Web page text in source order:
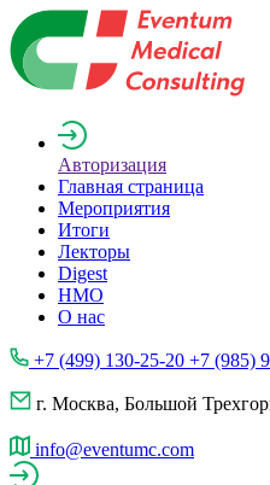
Авторизация
Главная страница
Мероприятия
Итоги
Лекторы
Digest
НМО
О нас
+7 (499) 130-25-20 +7 (985)
г. Москва, Большой
info@eventumc.com